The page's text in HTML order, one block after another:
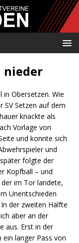
nieder
in Obersetzen. Wie
SV Setzen auf dem
knackte als
Vorlage von
und konnte sich
und
folgte der
Kopfball – und
im Tor landete,
Unentschieden
der zweiten Hälfte
aber an der
aus. Erst in der
langer Pass von